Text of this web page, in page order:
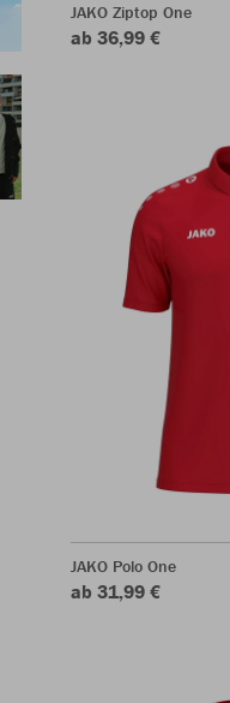
JAKO Ziptop One
ab 36,99 €
JAKO Polo One
ab 31,99 €